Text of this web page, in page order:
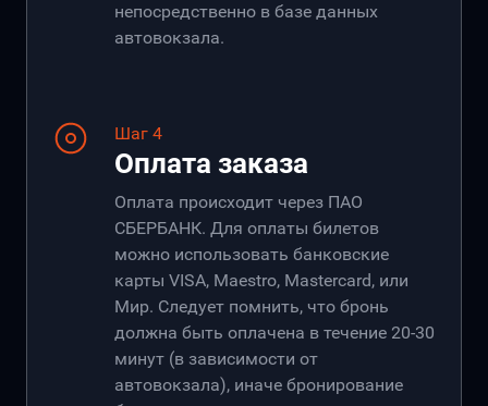
непосредственно в базе данных
автовокзала.
Шаг 4
Оплата заказа
Оплата происходит через ПАО
СБЕРБАНК. Для оплаты билетов
можно использовать банковские
карты VISA, Maestro, Mastercard, или
Мир. Следует помнить, что бронь
должна быть оплачена в течение 20-30
минут (в зависимости от
автовокзала), иначе бронирование